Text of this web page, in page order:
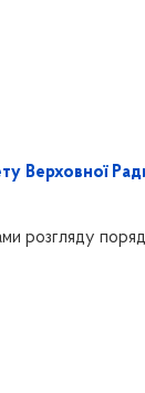
Верховної
розгляду